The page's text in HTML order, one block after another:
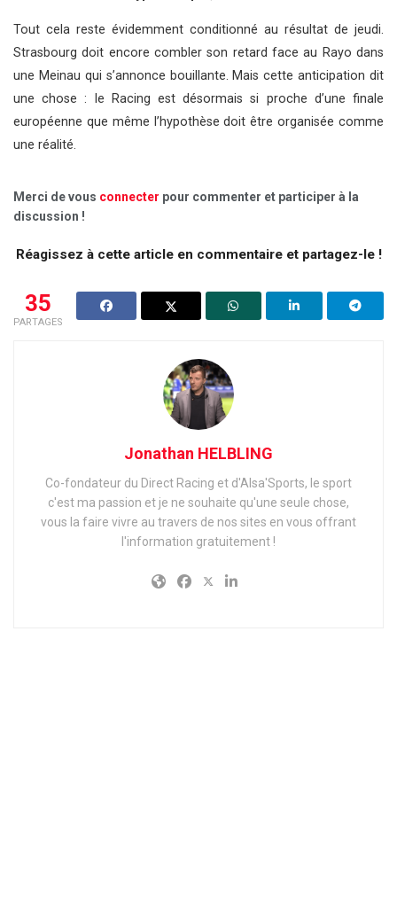
Tout cela reste évidemment conditionné au résultat de jeudi.
Strasbourg doit encore combler son retard face au Rayo dans
une Meinau qui s’annonce bouillante. Mais cette anticipation dit
une chose : le Racing est désormais si proche d’une finale
européenne que même l’hypothèse doit être organisée comme
une réalité.
Merci de vous connecter pour commenter et participer à la
discussion !
Réagissez à cette article en commentaire et partagez-le !
35
PARTAGES
Jonathan HELBLING
Co-fondateur du Direct Racing et d'Alsa'Sports, le sport
c'est ma passion et je ne souhaite qu'une seule chose,
vous la faire vivre au travers de nos sites en vous offrant
l'information gratuitement !